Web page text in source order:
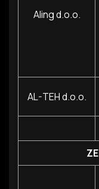
Aling d.o.o.
AL-TEH d.o.o.